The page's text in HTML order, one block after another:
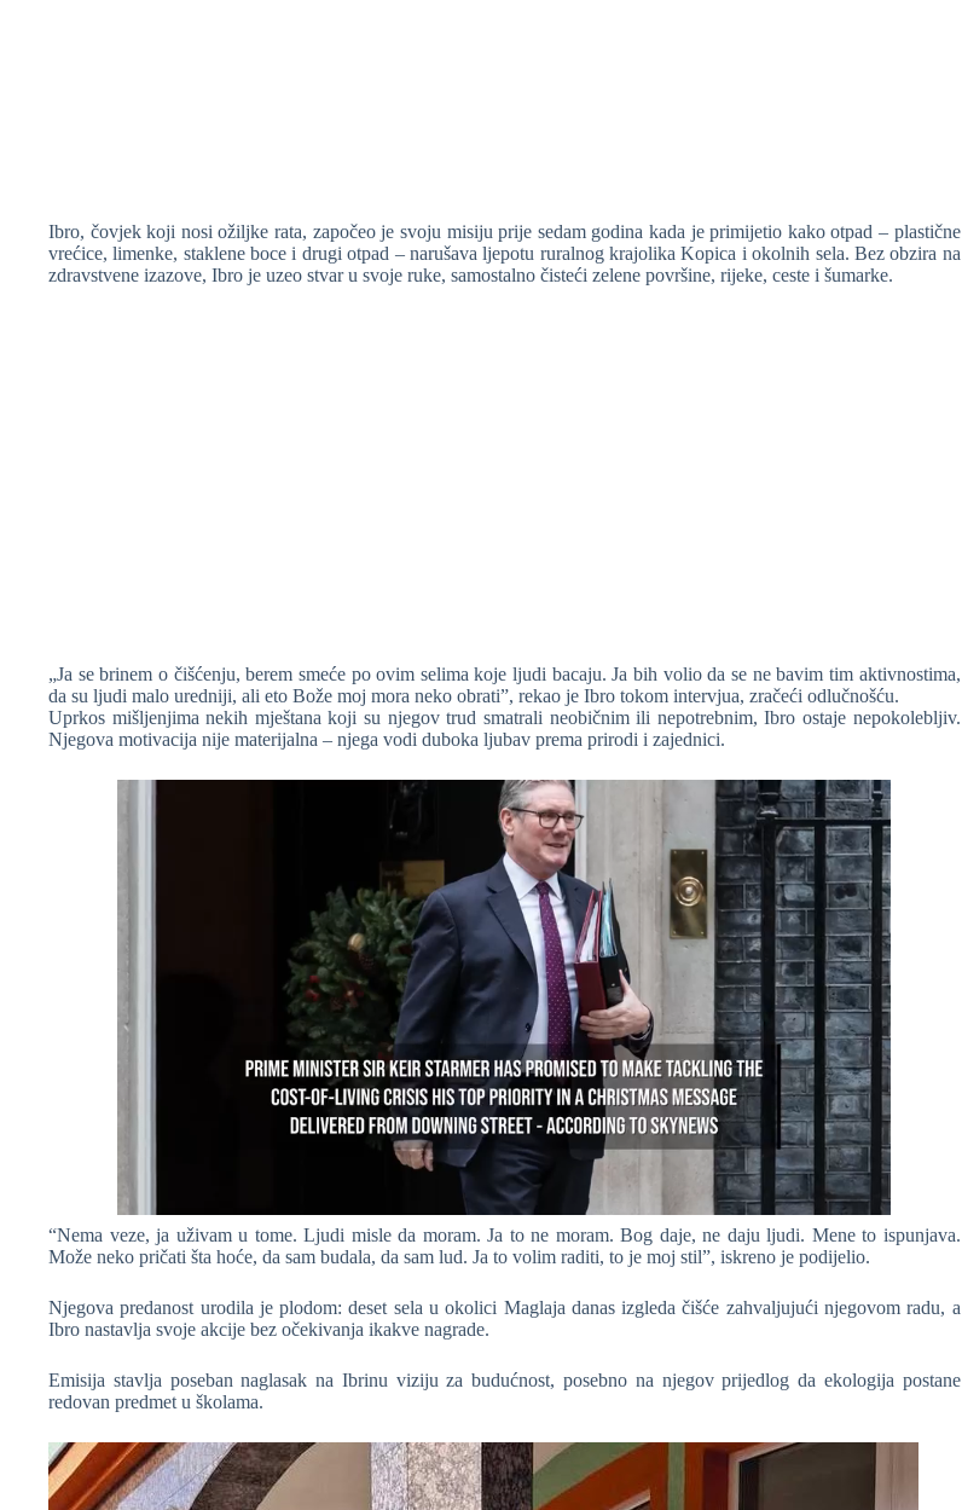
Ibro, čovjek koji nosi ožiljke rata, započeo je svoju misiju prije sedam godina kada je primijetio kako otpad – plastične
vrećice, limenke, staklene boce i drugi otpad – narušava ljepotu ruralnog krajolika Kopica i okolnih sela. Bez obzira na
zdravstvene izazove, Ibro je uzeo stvar u svoje ruke, samostalno čisteći zelene površine, rijeke, ceste i šumarke.
„Ja se brinem o čišćenju, berem smeće po ovim selima koje ljudi bacaju. Ja bih volio da se ne bavim tim aktivnostima,
da su ljudi malo uredniji, ali eto Bože moj mora neko obrati”, rekao je Ibro tokom intervjua, zračeći odlučnošću.
Uprkos mišljenjima nekih mještana koji su njegov trud smatrali neobičnim ili nepotrebnim, Ibro ostaje nepokolebljiv.
Njegova motivacija nije materijalna – njega vodi duboka ljubav prema prirodi i zajednici.
“Nema veze, ja uživam u tome. Ljudi misle da moram. Ja to ne moram. Bog daje, ne daju ljudi. Mene to ispunjava.
Može neko pričati šta hoće, da sam budala, da sam lud. Ja to volim raditi, to je moj stil”, iskreno je podijelio.
Njegova predanost urodila je plodom: deset sela u okolici Maglaja danas izgleda čišće zahvaljujući njegovom radu, a
Ibro nastavlja svoje akcije bez očekivanja ikakve nagrade.
Emisija stavlja poseban naglasak na Ibrinu viziju za budućnost, posebno na njegov prijedlog da ekologija postane
redovan predmet u školama.